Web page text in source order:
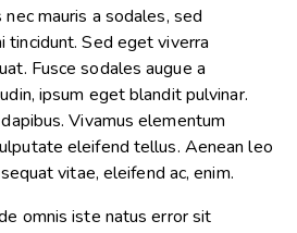
nec mauris a sodales, sed
tincidunt. Sed eget viverra
Fusce sodales augue a
ipsum eget blandit pulvinar.
Vivamus elementum
eleifend tellus. Aenean leo
vitae, eleifend ac, enim.
omnis iste natus error sit